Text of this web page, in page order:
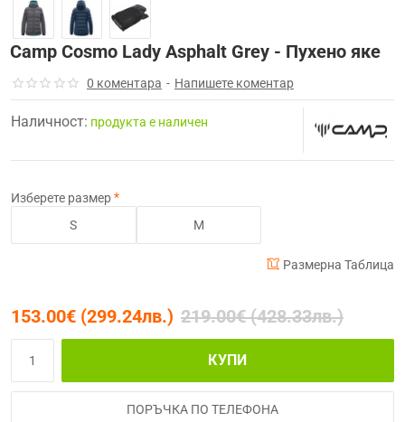
Camp Cosmo Lady Asphalt Grey - Пухено якe
Наличност: продуктa е наличен
0 коментара - Напишете коментар
153.00€ (299.24лв.) 219.00€ (428.33лв.)
Изберете размер
S
M
КУПИ
Размерна Таблица
ПОРЪЧКА ПО ТЕЛЕФОНА